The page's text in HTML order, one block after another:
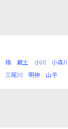
楠 蔵土 小川 小森川
三尾川 明神 山手